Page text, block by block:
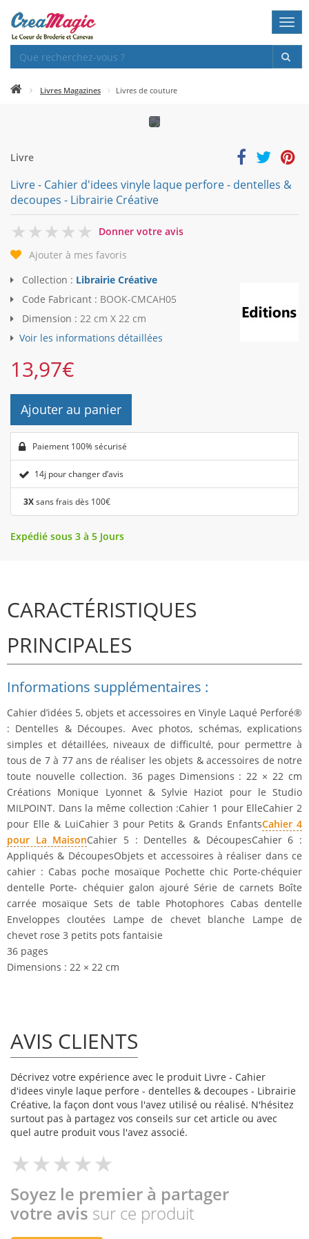
Livres Magazines Livres de couture
Livre
Livre - Cahier d'idees vinyle laque perfore - dentelles &
decoupes - Librairie Créative
0
Donner votre avis
Ajouter à mes favoris
Collection : Librairie Créative
Code Fabricant : BOOK-CMCAH05
Dimension : 22 cm X 22 cm
Voir les informations détaillées
13,97€
Ajouter au panier
Paiement 100% sécurisé
14j pour changer d’avis
3Xsans frais dès 100€
Expédié sous 3 à 5 Jours
CARACTÉRISTIQUES
PRINCIPALES
Informations supplémentaires :
Cahier d’idées 5, objets et accessoires en Vinyle Laqué Perforé®
: Dentelles & Découpes. Avec photos, schémas, explications
simples et détaillées, niveaux de difficulté, pour permettre à
tous de 7 à 77 ans de réaliser les objets & accessoires de notre
toute nouvelle collection. 36 pages Dimensions : 22 × 22 cm
Créations Monique Lyonnet & Sylvie Haziot pour le Studio
MILPOINT. Dans la même collection :Cahier 1 pour ElleCahier 2
pour Elle & LuiCahier 3 pour Petits & Grands EnfantsCahier 4
pour La MaisonCahier 5 : Dentelles & DécoupesCahier 6 :
Appliqués & DécoupesObjets et accessoires à réaliser dans ce
cahier : Cabas poche mosaïque Pochette chic Porte-chéquier
dentelle Porte- chéquier galon ajouré Série de carnets Boîte
carrée mosaïque Sets de table Photophores Cabas dentelle
Enveloppes cloutées Lampe de chevet blanche Lampe de
chevet rose 3 petits pots fantaisie
36 pages
Dimensions : 22 × 22 cm
AVIS CLIENTS
Décrivez votre expérience avec le produit Livre - Cahier
d'idees vinyle laque perfore - dentelles & decoupes - Librairie
Créative, la façon dont vous l'avez utilisé ou réalisé. N'hésitez
surtout pas à partagez vos conseils sur cet article ou avec
quel autre produit vous l'avez associé.
Soyez le premier à partager
votre avis sur ce produit